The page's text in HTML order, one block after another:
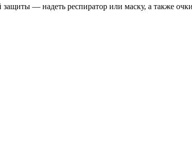
— надеть респиратор или маску, а также